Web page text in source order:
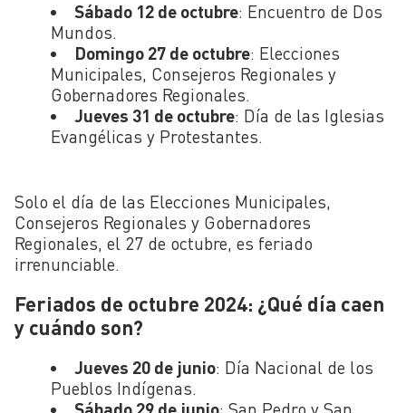
Sábado 12 de octubre: Encuentro de Dos
Mundos.
Domingo 27 de octubre: Elecciones
Municipales, Consejeros Regionales y
Gobernadores Regionales.
Jueves 31 de octubre: Día de las Iglesias
Evangélicas y Protestantes.
Solo el día de las Elecciones Municipales,
Consejeros Regionales y Gobernadores
Regionales, el 27 de octubre, es feriado
irrenunciable.
Feriados de octubre 2024: ¿Qué día caen
y cuándo son?
Jueves 20 de junio: Día Nacional de los
Pueblos Indígenas.
Sábado 29 de junio: San Pedro y San